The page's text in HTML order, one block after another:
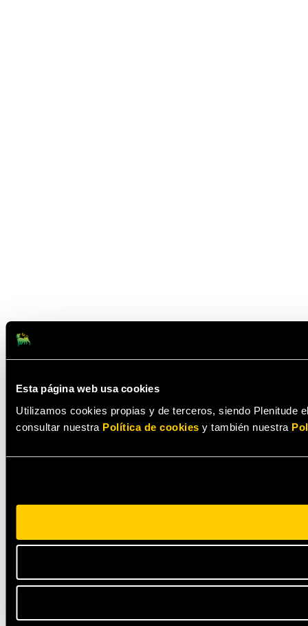
Esta página web usa cookies
Utilizamos cookies propias y de terceros, siendo Plenitude
consultar nuestra Política de cookies y también nuestra